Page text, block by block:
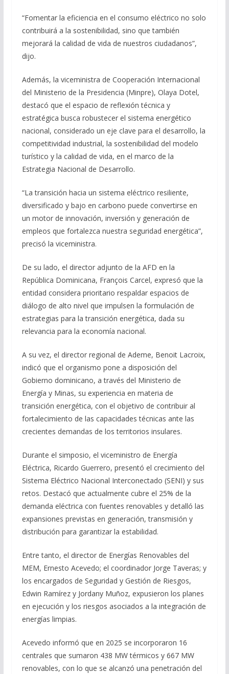
“Fomentar la eficiencia en el consumo eléctrico no solo
contribuirá a la sostenibilidad, sino que también
mejorará la calidad de vida de nuestros ciudadanos”,
dijo.
Además, la viceministra de Cooperación Internacional
del Ministerio de la Presidencia (Minpre), Olaya Dotel,
destacó que el espacio de reflexión técnica y
estratégica busca robustecer el sistema energético
nacional, considerado un eje clave para el desarrollo, la
competitividad industrial, la sostenibilidad del modelo
turístico y la calidad de vida, en el marco de la
Estrategia Nacional de Desarrollo.
“La transición hacia un sistema eléctrico resiliente,
diversificado y bajo en carbono puede convertirse en
un motor de innovación, inversión y generación de
empleos que fortalezca nuestra seguridad energética”,
precisó la viceministra.
De su lado, el director adjunto de la AFD en la
República Dominicana, François Carcel, expresó que la
entidad considera prioritario respaldar espacios de
diálogo de alto nivel que impulsen la formulación de
estrategias para la transición energética, dada su
relevancia para la economía nacional.
A su vez, el director regional de Ademe, Benoit Lacroix,
indicó que el organismo pone a disposición del
Gobierno dominicano, a través del Ministerio de
Energía y Minas, su experiencia en materia de
transición energética, con el objetivo de contribuir al
fortalecimiento de las capacidades técnicas ante las
crecientes demandas de los territorios insulares.
Durante el simposio, el viceministro de Energía
Eléctrica, Ricardo Guerrero, presentó el crecimiento del
Sistema Eléctrico Nacional Interconectado (SENI) y sus
retos. Destacó que actualmente cubre el 25% de la
demanda eléctrica con fuentes renovables y detalló las
expansiones previstas en generación, transmisión y
distribución para garantizar la estabilidad.
Entre tanto, el director de Energías Renovables del
MEM, Ernesto Acevedo; el coordinador Jorge Taveras; y
los encargados de Seguridad y Gestión de Riesgos,
Edwin Ramírez y Jordany Muñoz, expusieron los planes
en ejecución y los riesgos asociados a la integración de
energías limpias.
Acevedo informó que en 2025 se incorporaron 16
centrales que sumaron 438 MW térmicos y 667 MW
renovables, con lo que se alcanzó una penetración del